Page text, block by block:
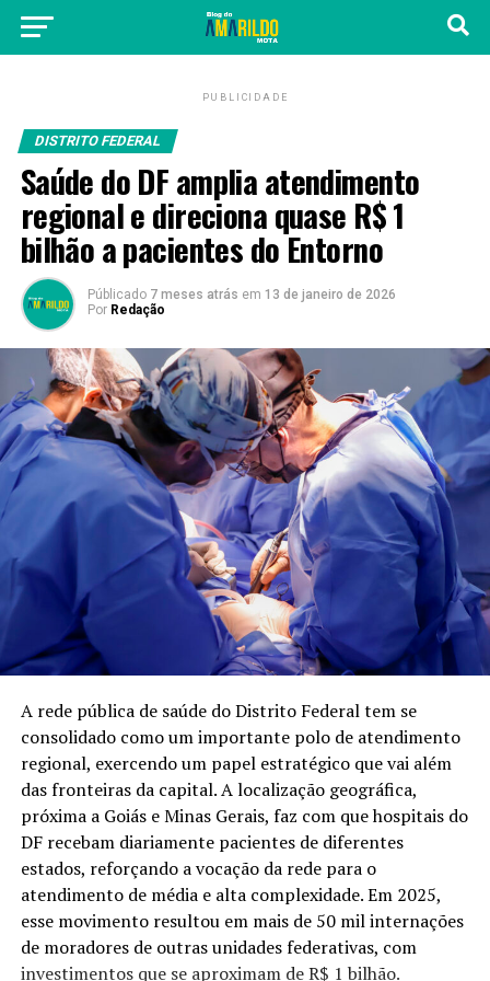
PUBLICIDADE
DISTRITO FEDERAL
Saúde do DF amplia atendimento
regional e direciona quase R$ 1
bilhão a pacientes do Entorno
Públicado 7 meses atrás em 13 de janeiro de 2026
Por Redação
A rede pública de saúde do Distrito Federal tem se
consolidado como um importante polo de atendimento
regional, exercendo um papel estratégico que vai além
das fronteiras da capital. A localização geográfica,
próxima a Goiás e Minas Gerais, faz com que hospitais do
DF recebam diariamente pacientes de diferentes
estados, reforçando a vocação da rede para o
atendimento de média e alta complexidade. Em 2025,
esse movimento resultou em mais de 50 mil internações
de moradores de outras unidades federativas, com
investimentos que se aproximam de R$ 1 bilhão.